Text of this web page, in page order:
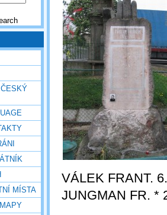
MÍSTA
VÁLEK FRANT.
JUNGMAN FR. *